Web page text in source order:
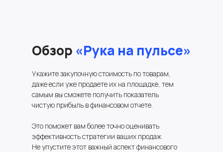
Укажите закупочную стоимость по товарам,
даже если уже продаете их на площадке, тем
самым вы сможете получить показатель
чистую прибыль в финансовом отчете.
Это поможет вам более точно оценивать
эффективность стратегии ваших продаж.
Не упустите этот важный аспект финансового
Обзор «Рука на пульсе»